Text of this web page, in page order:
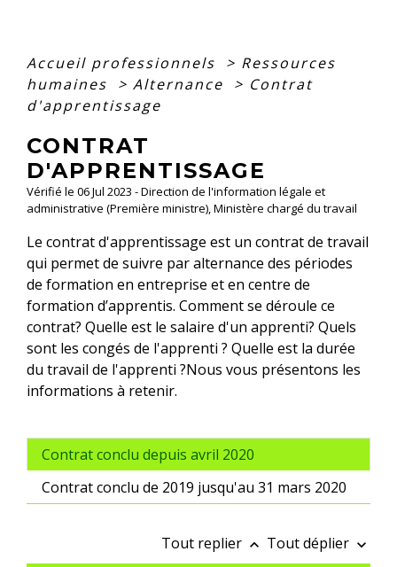
Accueil professionnels > Ressources
humaines
> Alternance > Contrat
d'apprentissage
CONTRAT
D'APPRENTISSAGE
Vérifié le 06 Jul 2023 - Direction de l'information légale et
administrative (Première ministre), Ministère chargé du travail
Le contrat d'apprentissage est un contrat de travail
qui permet de suivre par alternance des périodes
de formation en entreprise et en centre de
formation d’apprentis. Comment se déroule ce
contrat? Quelle est le salaire d'un apprenti? Quels
sont les congés de l'apprenti ? Quelle est la durée
du travail de l'apprenti ?Nous vous présentons les
informations à retenir.
Contrat conclu depuis avril 2020
Contrat conclu de 2019 jusqu'au 31 mars 2020
Tout replier keyboard_arrow_up Tout déplier keyboard_arrow_down